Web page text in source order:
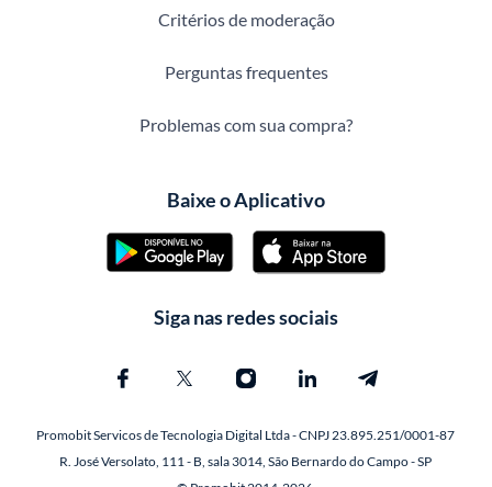
Critérios de moderação
Perguntas frequentes
Problemas com sua compra?
Baixe o Aplicativo
Siga nas redes sociais
Promobit Servicos de Tecnologia Digital Ltda - CNPJ 23.895.251/0001-87
R. José Versolato, 111 - B, sala 3014, São Bernardo do Campo - SP